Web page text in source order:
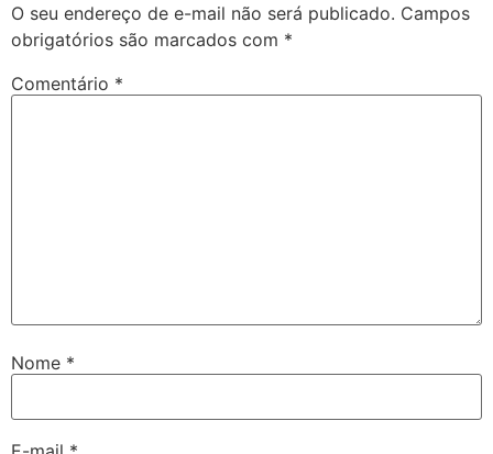
O seu endereço de e-mail não será publicado. Campos
obrigatórios são marcados com *
Comentário *
Nome *